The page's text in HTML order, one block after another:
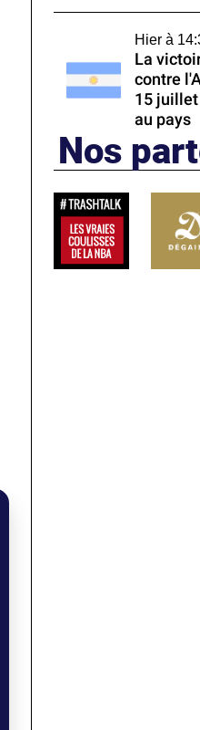
Hier à
La
contre
15 juillet
au pays
Nos